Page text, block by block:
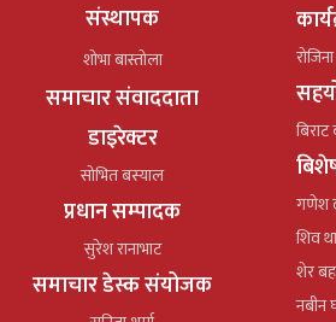
संस्थापक
शोभा बास्तोला
समाचार संवाददाता
डाइरेक्टर
सोभित बस्याल
प्रधान सम्पादक
सुरेश रानाभाट
समाचार डेस्क संयोजक
गणेश
शिव
शेर
नबीन